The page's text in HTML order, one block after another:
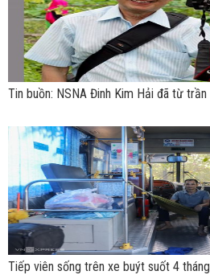
Tin buồn: NSNA Đinh Kim Hải đã từ trần
Tiếp viên sống trên xe buýt suốt 4 tháng